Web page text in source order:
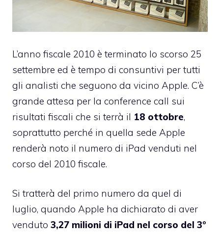
L’anno fiscale 2010 è terminato lo scorso 25
settembre ed è tempo di consuntivi per tutti
gli analisti che seguono da vicino Apple. C’è
grande attesa per la conference call sui
risultati fiscali che si terrà il 18 ottobre,
soprattutto perché in quella sede Apple
renderà noto il numero di iPad venduti nel
corso del 2010 fiscale.
Si tratterà del primo numero da quel di
luglio, quando Apple ha dichiarato di aver
venduto 3,27 milioni di iPad nel corso del 3°